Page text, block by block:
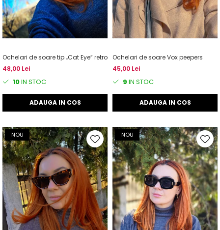
Ochelari de soare tip „Cat Eye” retro
48,00 Lei
10IN STOC
ADAUGA IN COS
Ochelari de soare Vox peepers
45,00 Lei
9 IN STOC
ADAUGA IN COS
NOU NOU